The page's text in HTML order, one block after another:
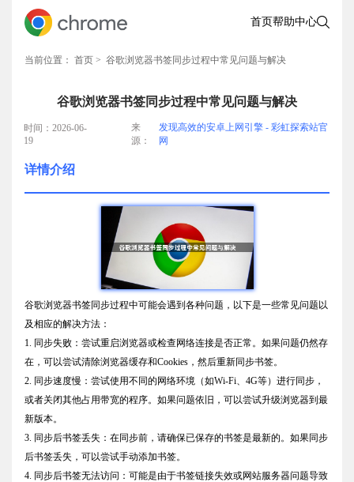
首页帮助中心
当前位置： 首页 > 谷歌浏览器书签同步过程中常见问题与解决
谷歌浏览器书签同步过程中常见问题与解决
时间：2026-06-
19
来
源：
发现高效的安卓上网引擎 - 彩虹探索站官
网
详情介绍
谷歌浏览器书签同步过程中可能会遇到各种问题，以下是一些常见问题以
及相应的解决方法：
1. 同步失败：尝试重启浏览器或检查网络连接是否正常。如果问题仍然存
在，可以尝试清除浏览器缓存和Cookies，然后重新同步书签。
2. 同步速度慢：尝试使用不同的网络环境（如Wi-Fi、4G等）进行同步，
或者关闭其他占用带宽的程序。如果问题依旧，可以尝试升级浏览器到最
新版本。
3. 同步后书签丢失：在同步前，请确保已保存的书签是最新的。如果同步
后书签丢失，可以尝试手动添加书签。
4. 同步后书签无法访问：可能是由于书签链接失效或网站服务器问题导致